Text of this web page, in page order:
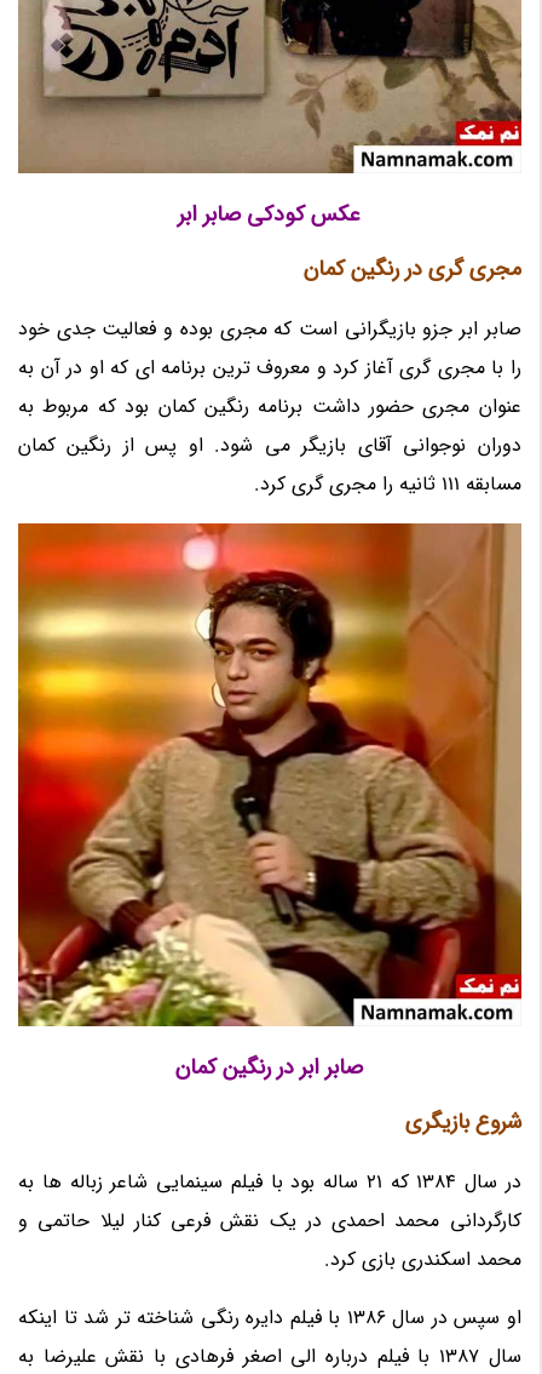
عکس کودکی صابر ابر
مجری گری در رنگین کمان
صابر ابر جزو بازیگرانی است که مجری بوده و فعالیت جدی خود
را با مجری گری آغاز کرد و معروف ترین برنامه ای که او در آن به
عنوان مجری حضور داشت برنامه رنگین کمان بود که مربوط به
دوران نوجوانی آقای بازیگر می شود. او پس از رنگین کمان
مسابقه 111 ثانیه را مجری گری کرد.
صابر ابر در رنگین کمان
شروع بازیگری
در سال 1384 که 21 ساله بود با فیلم سینمایی شاعر زباله ها به
کارگردانی محمد احمدی در یک نقش فرعی کنار لیلا حاتمی و
محمد اسکندری بازی کرد.
او سپس در سال 1386 با فیلم دایره رنگی شناخته تر شد تا اینکه
سال 1387 با فیلم درباره الی اصغر فرهادی با نقش علیرضا به